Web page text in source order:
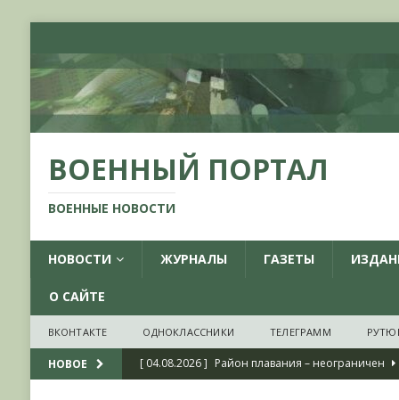
ВОЕННЫЙ ПОРТАЛ
ВОЕННЫЕ НОВОСТИ
НОВОСТИ ЖУРНАЛЫ ГАЗЕТЫ
О САЙТЕ
ВКОНТАКТЕ ОДНОКЛАССНИКИ ТЕЛЕГРАММ
НОВОЕ [ 04.08.2026 ] Район плавания – неограничен